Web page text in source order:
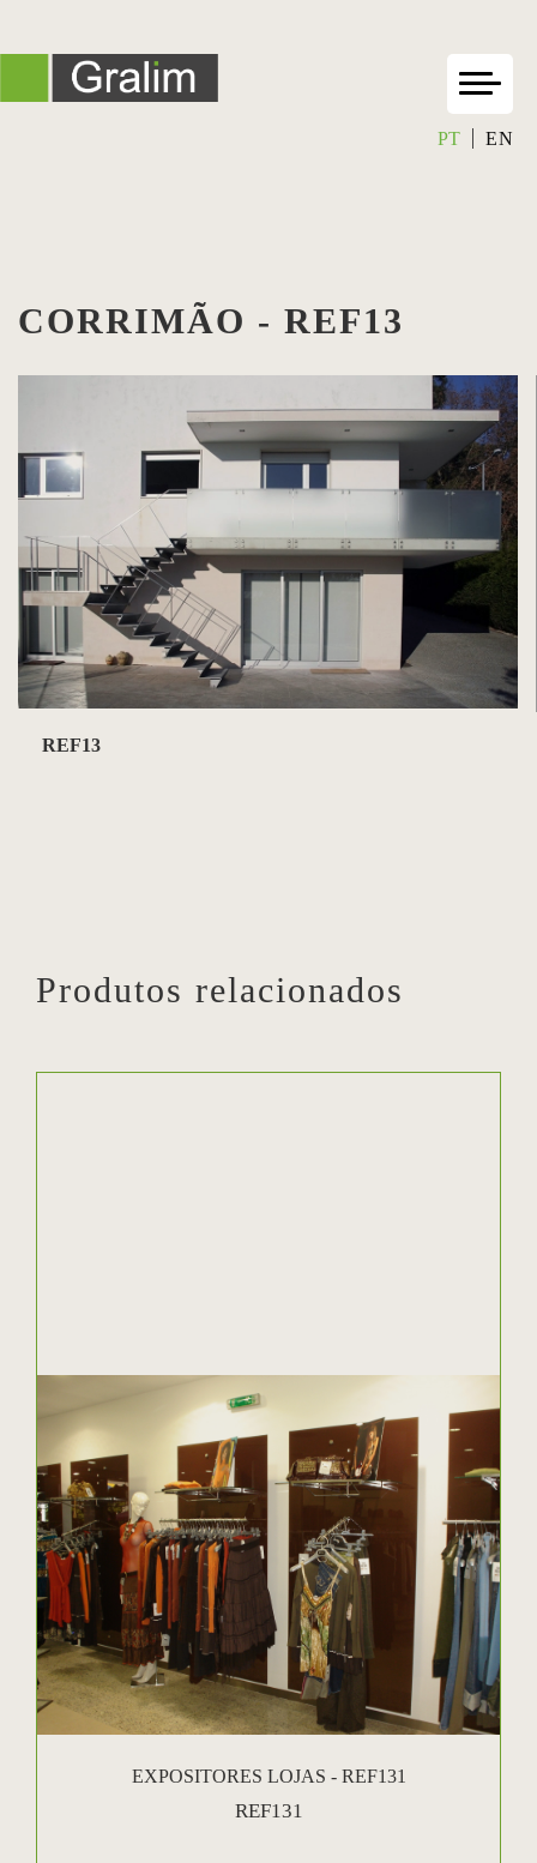
PT EN
CORRIMÃO - REF13
REF13
Produtos relacionados
EXPOSITORES LOJAS - REF131
REF131